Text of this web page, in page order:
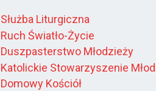
Służba Liturgiczna
Ruch Światło-Życie
Duszpasterstwo Młodzieży
Katolickie Stowarzyszenie
Domowy Kościół